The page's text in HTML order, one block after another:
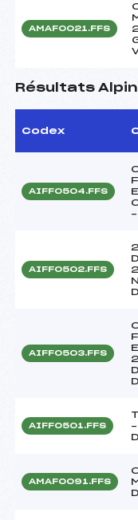
AMAF0021.FFS
Résultats
Codex
AIFF0504.FFS
AIFF0502.FFS
AIFF0503.FFS
AIFF0501.FFS
AMAF0091.FFS